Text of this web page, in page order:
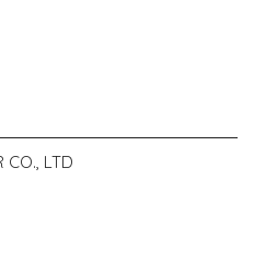
CO., LTD